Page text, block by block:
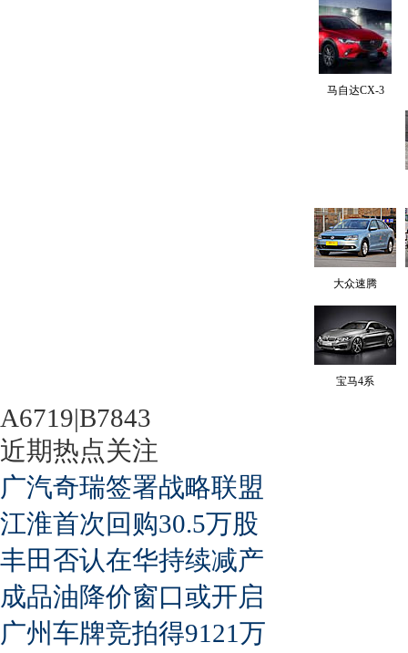
马自达CX-3
大众速腾
宝马4系
A6719|B7843
近期热点关注
广汽奇瑞签署战略联盟
江淮首次回购30.5万股
丰田否认在华持续减产
成品油降价窗口或开启
广州车牌竞拍得9121万